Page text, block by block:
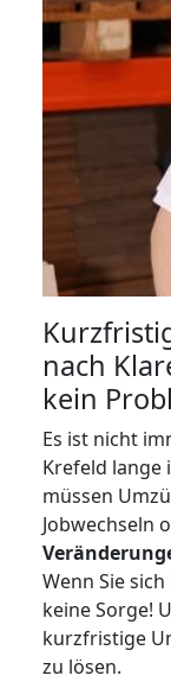
nach
kein
Es ist nicht
Krefeld lange
müssen
Jobwechseln
Wenn Sie
keine Sorge!
kurzfristige
zu lösen.